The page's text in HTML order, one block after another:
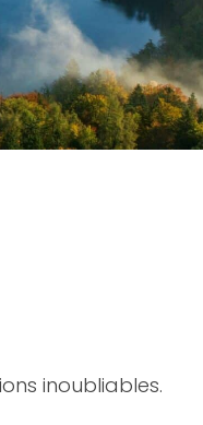
inoubliables.